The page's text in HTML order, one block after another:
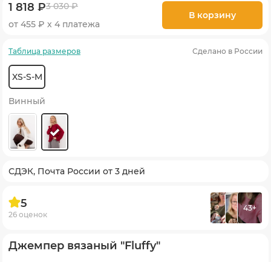
1 818 ₽3 030 ₽
от 455 ₽ х 4 платежа
В корзину
Таблица размеров Сделано в России
XS-S-M
Винный
СДЭК, Почта России от 3 дней
5
26 оценок
43+
Джемпер вязаный "Fluffy"